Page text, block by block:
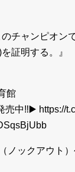
のチャンピオン
証明する。』
館
中‼️▶️ https://
ノックアウト